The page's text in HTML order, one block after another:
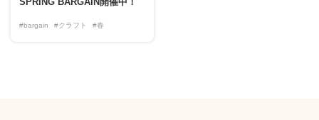
#bargain #クラフト #春